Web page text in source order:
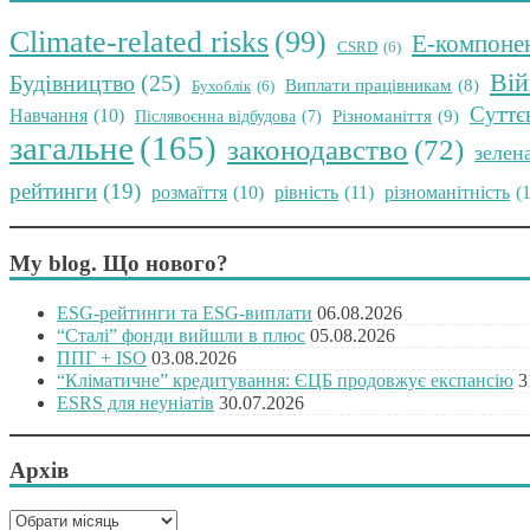
Climate-related risks (99) CSRD (6) E-
Будівництво (25) Бухоблік (6) Виплати працівникам (8)
Навчання (10) Післявоєнна відбудова (7) Різноманіття (9)
загальне (165) законодавство (72)
рейтинги (19) розмаїття (10) рівність (11) різноманітність
My blog. Що нового?
ESG-рейтинги та ESG-виплати 06.08.2026
“Сталі” фонди вийшли в плюс 05.08.2026
ППГ + ISO 03.08.2026
“Кліматичне” кредитування: ЄЦБ продовжує експансію
ESRS для неуніатів 30.07.2026
Архів
Архів